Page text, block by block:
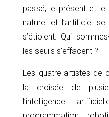
passé, le présent et
naturel et l’artificiel
s’étiolent. Qui
les seuils s’effacent ?
Les quatre artistes de
la croisée de
l’intelligence